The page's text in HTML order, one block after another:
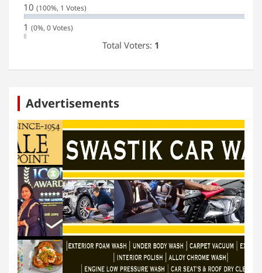
10 (100%, 1 Votes)
1 (0%, 0 Votes)
Total Voters: 1
Advertisements